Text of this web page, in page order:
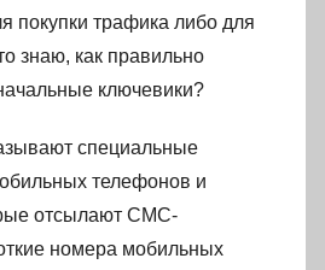
покупки трафика либо для
знаю, как правильно
ключевики?
специальные
телефонов и
отсылают СМС-
номера мобильных